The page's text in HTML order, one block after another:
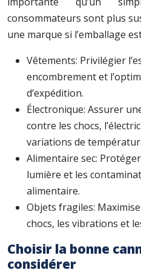
consommateurs sont plus
une marque si l’emballage
Vêtements: Privilégier
encombrement et
d’expédition.
Électronique: Assurer
contre les chocs,
variations de
Alimentaire sec:
lumière et les
alimentaire.
Objets fragiles:
chocs, les vibrations et
Choisir la bonne
considérer